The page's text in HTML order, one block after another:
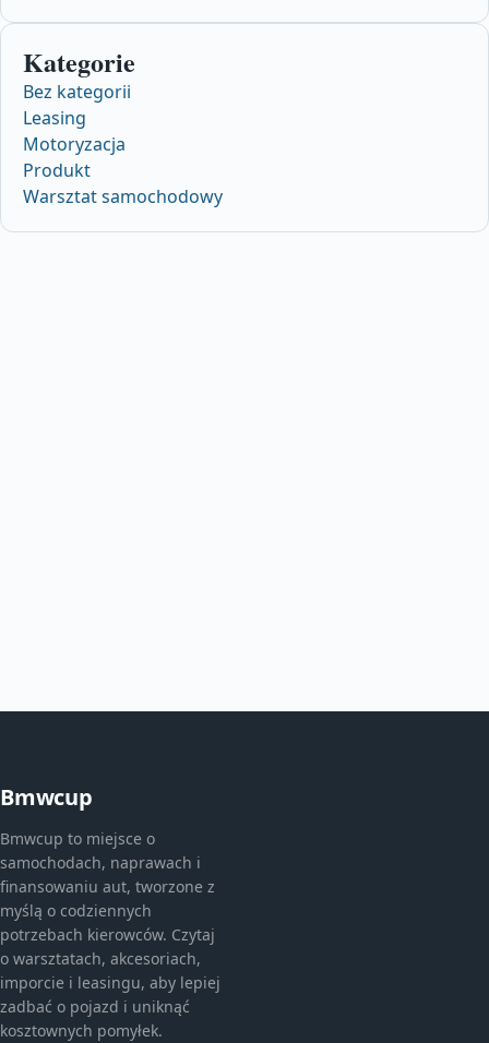
Kategorie
Bez kategorii
Leasing
Motoryzacja
Produkt
Warsztat samochodowy
Bmwcup
Bmwcup to miejsce o
samochodach, naprawach i
finansowaniu aut, tworzone z
myślą o codziennych
potrzebach kierowców. Czytaj
o warsztatach, akcesoriach,
imporcie i leasingu, aby lepiej
zadbać o pojazd i uniknąć
kosztownych pomyłek.